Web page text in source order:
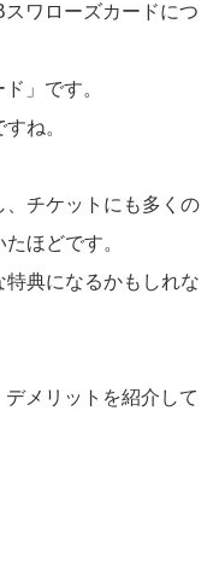
ワローズカードにつ
」です。
ね。
チケットにも多くの
ほどです。
典になるかもしれな
メリットを紹介して